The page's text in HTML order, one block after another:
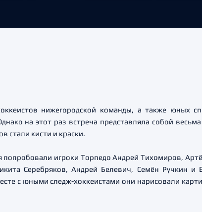
нижегородской команды, а также юных
на этот раз встреча представляла собой
стали кисти и краски.
попробовали игроки Торпедо Андрей Тихомиров,
Серебряков, Андрей Белевич, Семён Ручкин и
с юными следж-хоккеистами они нарисовали